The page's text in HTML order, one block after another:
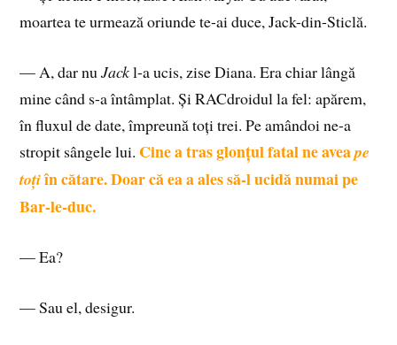
moartea te urmează oriunde te-ai duce, Jack-din-Sticlă.
— A, dar nuJackl-a ucis, zise Diana. Era chiar lângă
mine când s-a întâmplat. Și RACdroidul la fel: apărem,
în fluxul de date, împreună toți trei. Pe amândoi ne-a
stropit sângele lui. Cine a tras glonțul fatal ne aveape
toțiîn cătare. Doar că ea a ales să-l ucidă numai pe
Bar-le-duc.
— Ea?
— Sau el, desigur.